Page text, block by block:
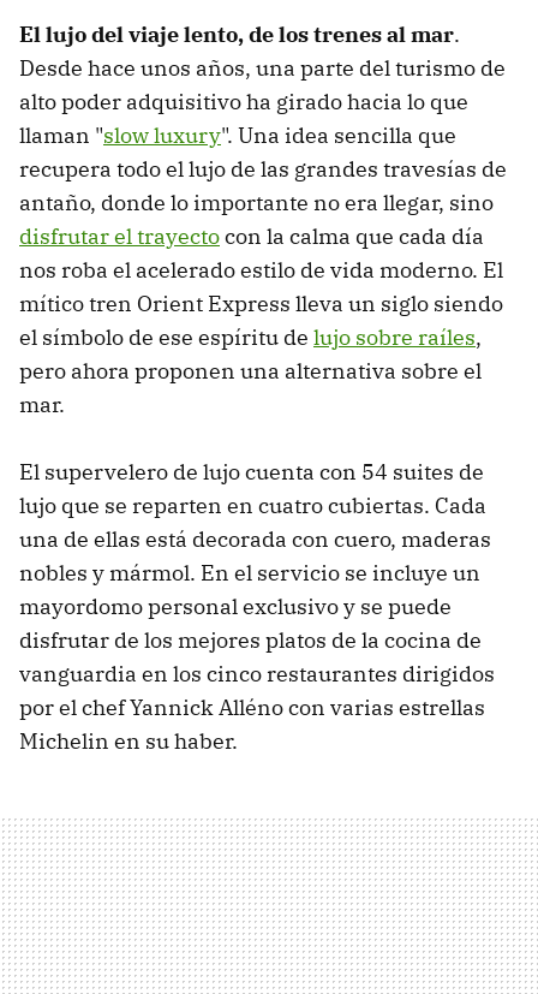
El lujo del viaje lento, de los trenes al mar.
Desde hace unos años, una parte del turismo de
alto poder adquisitivo ha girado hacia lo que
llaman "slow luxury". Una idea sencilla que
recupera todo el lujo de las grandes travesías de
antaño, donde lo importante no era llegar, sino
disfrutar el trayectocon la calma que cada día
nos roba el acelerado estilo de vida moderno. El
mítico tren Orient Express lleva un siglo siendo
el símbolo de ese espíritu de lujo sobre raíles,
pero ahora proponen una alternativa sobre el
mar.
El supervelero de lujo cuenta con 54 suites de
lujo que se reparten en cuatro cubiertas. Cada
una de ellas está decorada con cuero, maderas
nobles y mármol. En el servicio se incluye un
mayordomo personal exclusivo y se puede
disfrutar de los mejores platos de la cocina de
vanguardia en los cinco restaurantes dirigidos
por el chef Yannick Alléno con varias estrellas
Michelin en su haber.